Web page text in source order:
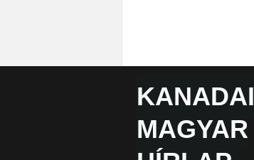
KANADAI
MAGYAR